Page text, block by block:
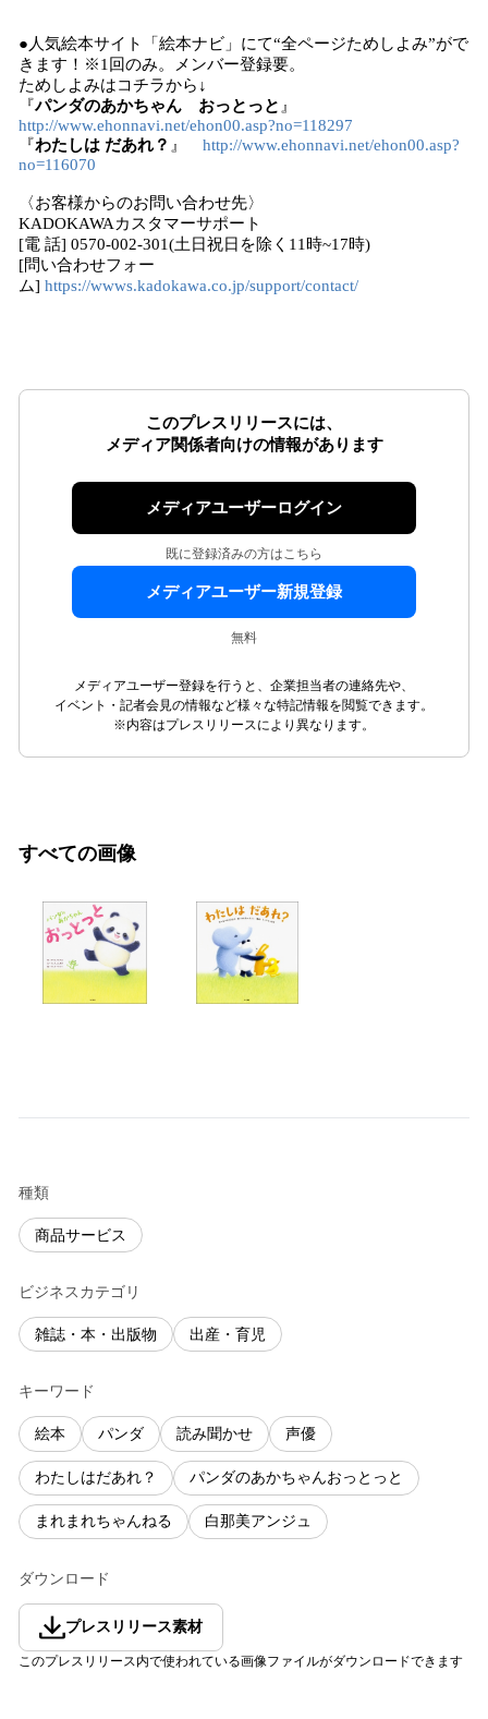
●人気絵本サイト「絵本ナビ」にて“全ページためしよみ”がで
きます！※1回のみ。メンバー登録要。
ためしよみはコチラから↓
​『パンダのあかちゃん おっとっと 』
http://www.ehonnavi.net/ehon00.asp?no=118297
​『わたしは だあれ？ 』 http://www.ehonnavi.net/ehon00.asp?
no=116070
〈お客様からのお問い合わせ先〉
KADOKAWAカスタマーサポート
[電 話] 0570-002-301(土日祝日を除く11時~17時)
[問い合わせフォー
ム] https://wwws.kadokawa.co.jp/support/contact/
このプレスリリースには、
メディア関係者向けの情報があります
メディアユーザーログイン
既に登録済みの方はこちら
メディアユーザー新規登録
無料
メディアユーザー登録を行うと、企業担当者の連絡先や、
イベント・記者会見の情報など様々な特記情報を閲覧できます。
※内容はプレスリリースにより異なります。
すべての画像
種類
商品サービス
ビジネスカテゴリ
雑誌・本・出版物 出産・育児
キーワード
絵本 パンダ 読み聞かせ 声優
わたしはだあれ？ パンダのあかちゃんおっとっと
まれまれちゃんねる 白那美アンジュ
ダウンロード
プレスリリース素材
このプレスリリース内で使われている画像ファイルがダウンロードできます